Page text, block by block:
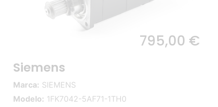
795,00 €
Siemens
Marca: SIEMENS
Modelo: 1FK7042-5AF71-1TH0